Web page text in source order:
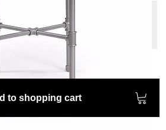
to shopping cart